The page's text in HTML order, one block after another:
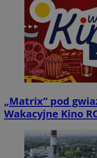
„Matrix” pod
Wakacyjne Kino